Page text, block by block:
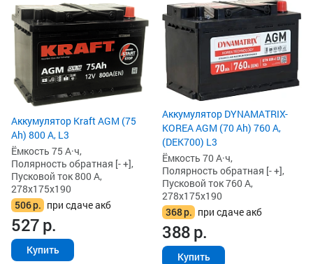
Аккумулятор Kraft AGM (75
Ah) 800 А, L3
Ёмкость 75 А·ч,
Полярность обратная [- +],
Пусковой ток 800 А,
278x175x190
506р. при сдаче акб
527р.
Купить
Аккумулятор DYNAMATRIX-
KOREA AGM (70 Ah) 760 А,
(DEK700) L3
Ёмкость 70 А·ч,
Полярность обратная [- +],
Пусковой ток 760 А,
278x175x190
368р. при сдаче акб
388р.
Купить